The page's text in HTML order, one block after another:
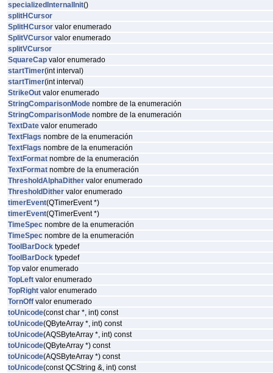
specializedInternalInit()
splitHCursor
SplitHCursor valor enumerado
SplitVCursor valor enumerado
splitVCursor
SquareCap valor enumerado
startTimer(int interval)
startTimer(int interval)
StrikeOut valor enumerado
StringComparisonMode nombre de la enumeración
StringComparisonMode nombre de la enumeración
TextDate valor enumerado
TextFlags nombre de la enumeración
TextFlags nombre de la enumeración
TextFormat nombre de la enumeración
TextFormat nombre de la enumeración
ThresholdAlphaDither valor enumerado
ThresholdDither valor enumerado
timerEvent(QTimerEvent *)
timerEvent(QTimerEvent *)
TimeSpec nombre de la enumeración
TimeSpec nombre de la enumeración
ToolBarDock typedef
ToolBarDock typedef
Top valor enumerado
TopLeft valor enumerado
TopRight valor enumerado
TornOff valor enumerado
toUnicode(const char *, int) const
toUnicode(QByteArray *, int) const
toUnicode(AQSByteArray *, int) const
toUnicode(QByteArray *) const
toUnicode(AQSByteArray *) const
toUnicode(const QCString &, int) const